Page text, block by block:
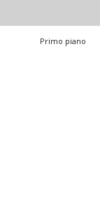
Primo piano